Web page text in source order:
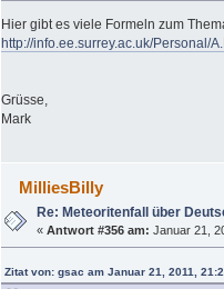
Hier gibt es viele Formeln zum
http://info.ee.surrey.ac.uk/Personal/
Grüsse,
Mark
MilliesBilly
Re: Meteoritenfall über
«Antwort #356 am: Januar 21,
Zitat von: gsac am Januar 21, 2011,